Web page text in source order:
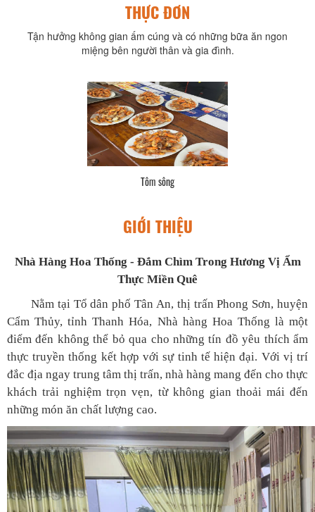
THỰC ĐƠN
Tận hưởng không gian ấm cúng và có những bữa ăn ngon
miệng bên người thân và gia đình.
Tôm sông
GIỚI THIỆU
Nhà Hàng Hoa Thống - Đắm Chìm Trong Hương Vị Ẩm
Thực Miền Quê
Nằm tại Tổ dân phố Tân An, thị trấn Phong Sơn, huyện
Cẩm Thủy, tỉnh Thanh Hóa, Nhà hàng Hoa Thống là một
điểm đến không thể bỏ qua cho những tín đồ yêu thích ẩm
thực truyền thống kết hợp với sự tinh tế hiện đại. Với vị trí
đắc địa ngay trung tâm thị trấn, nhà hàng mang đến cho thực
khách trải nghiệm trọn vẹn, từ không gian thoải mái đến
những món ăn chất lượng cao.